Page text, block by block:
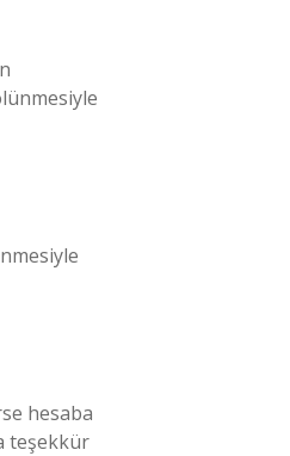
hesaba
teşekkür